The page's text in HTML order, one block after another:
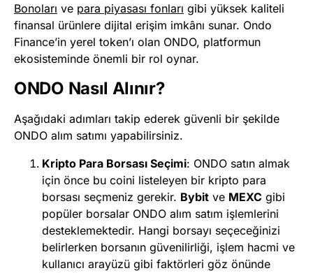
Bonoları ve para piyasası fonları gibi yüksek kaliteli
finansal ürünlere dijital erişim imkânı sunar. Ondo
Finance’in yerel token’ı olan ONDO, platformun
ekosisteminde önemli bir rol oynar.
ONDO Nasıl Alınır?
Aşağıdaki adımları takip ederek güvenli bir şekilde
ONDO alım satımı yapabilirsiniz.
Kripto Para Borsası Seçimi: ONDO satın almak
için önce bu coini listeleyen bir kripto para
borsası seçmeniz gerekir. Bybit ve MEXC gibi
popüler borsalar ONDO alım satım işlemlerini
desteklemektedir. Hangi borsayı seçeceğinizi
belirlerken borsanın güvenilirliği, işlem hacmi ve
kullanıcı arayüzü gibi faktörleri göz önünde